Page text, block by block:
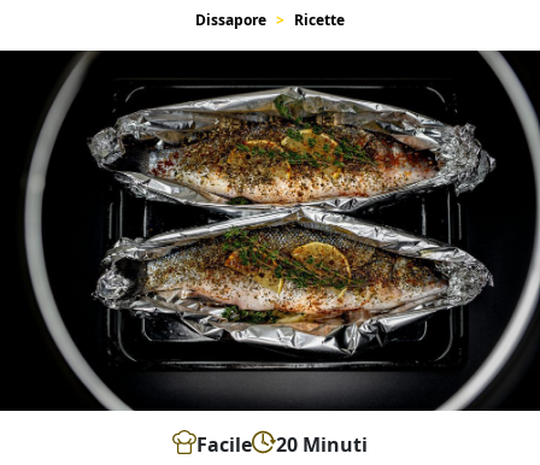
Dissapore Ricette
Facile 20 Minuti